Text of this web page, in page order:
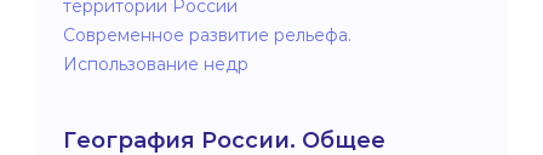
территории России
Современное развитие рельефа.
Использование недр
География России. Общее